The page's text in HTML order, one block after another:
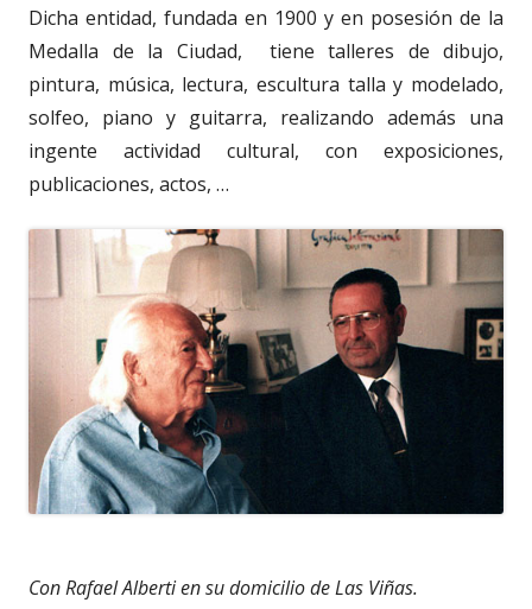
Dicha entidad, fundada en 1900 y en posesión de la
Medalla de la Ciudad, tiene talleres de dibujo,
pintura, música, lectura, escultura talla y modelado,
solfeo, piano y guitarra, realizando además una
ingente actividad cultural, con exposiciones,
publicaciones, actos, …
Con Rafael Alberti en su domicilio de Las Viñas.